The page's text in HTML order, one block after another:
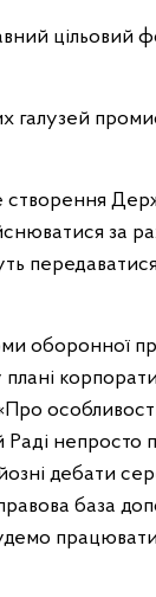
галузей
за
оборонної
Раді непросто
дебати
база